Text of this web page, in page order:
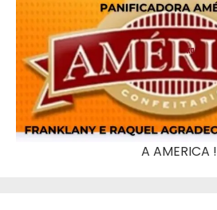
A AMERICA !